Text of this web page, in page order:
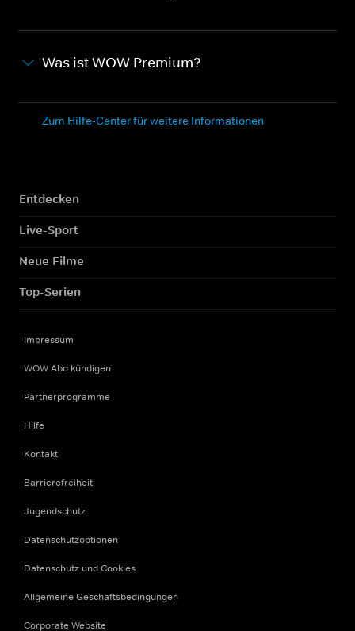
Was ist WOW Premium?
Zum Hilfe-Center für weitere Informationen
Entdecken
Live-Sport
Neue Filme
Top-Serien
Impressum
WOW Abo kündigen
Partnerprogramme
Hilfe
Kontakt
Barrierefreiheit
Jugendschutz
Datenschutzoptionen
Datenschutz und Cookies
Allgemeine Geschäftsbedingungen
Corporate Website